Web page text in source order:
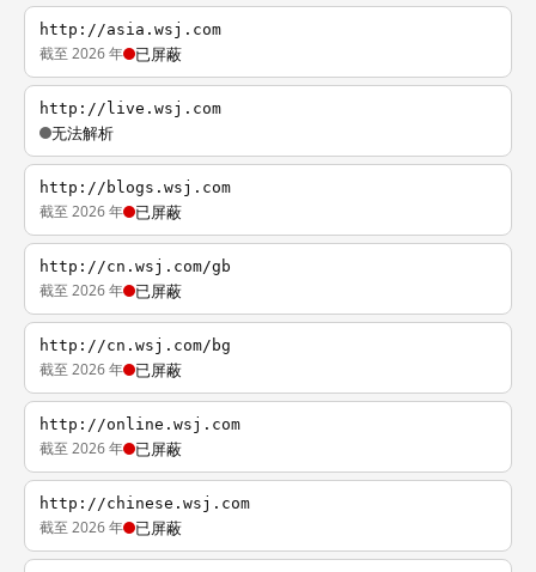
http://asia.wsj.com
截至 2026 年 已屏蔽
http://live.wsj.com
无法解析
http://blogs.wsj.com
截至 2026 年 已屏蔽
http://cn.wsj.com/gb
截至 2026 年 已屏蔽
http://cn.wsj.com/bg
截至 2026 年 已屏蔽
http://online.wsj.com
截至 2026 年 已屏蔽
http://chinese.wsj.com
截至 2026 年 已屏蔽